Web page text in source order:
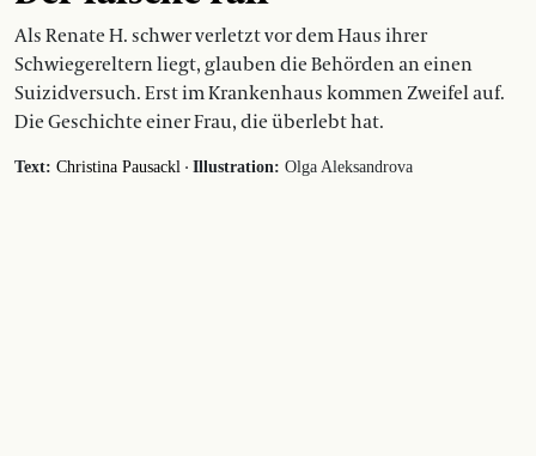
Als Renate H. schwer verletzt vor dem Haus ihrer
Schwiegereltern liegt, glauben die Behörden an einen
Suizidversuch. Erst im Krankenhaus kommen Zweifel auf.
Die Geschichte einer Frau, die überlebt hat.
Text: Christina Pausackl · Illustration: Olga Aleksandrova